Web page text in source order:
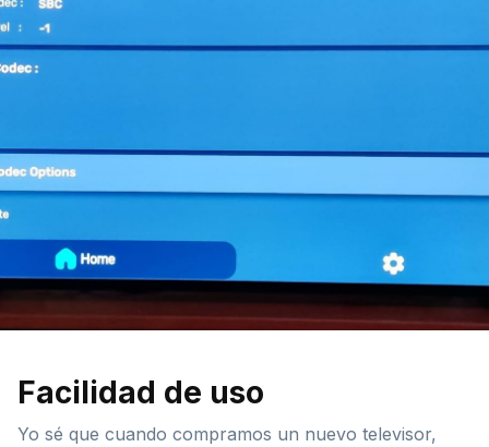
Facilidad de uso
Yo sé que cuando compramos un nuevo televisor,